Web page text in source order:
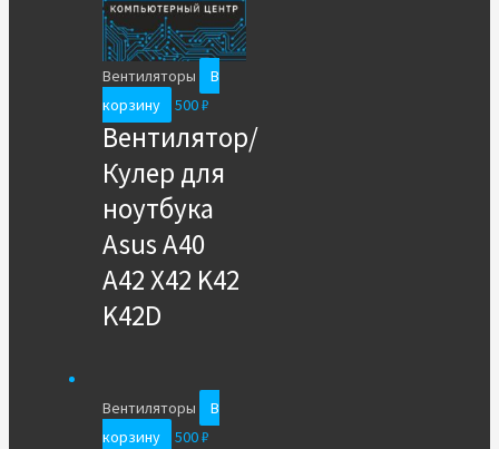
Вентиляторы
В
корзину
500₽
Вентилятор/
Кулер для
ноутбука
Asus A40
A42 X42 K42
K42D
Вентиляторы
В
корзину
500₽